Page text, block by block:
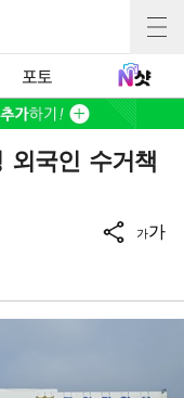
포토
외국인 수거책
가가